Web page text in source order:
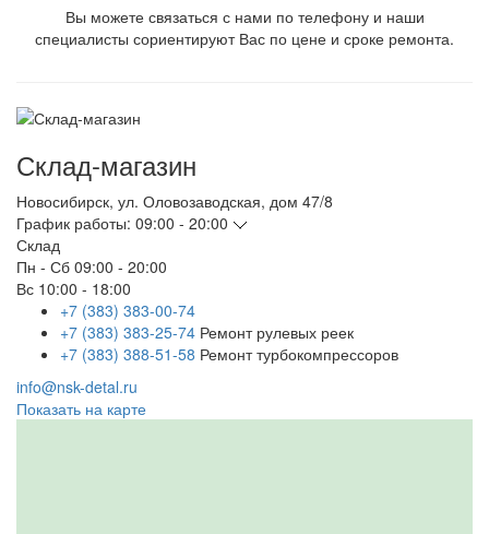
Вы можете связаться с нами по телефону и наши
специалисты сориентируют Вас по цене и сроке ремонта.
Склад-магазин
Новосибирск, ул. Оловозаводская, дом 47/8
График работы: 09:00 - 20:00
Склад
Пн - Сб 09:00 - 20:00
Вс 10:00 - 18:00
+7 (383) 383-00-74
+7 (383) 383-25-74 Ремонт рулевых реек
+7 (383) 388-51-58 Ремонт турбокомпрессоров
info@nsk-detal.ru
Показать на карте